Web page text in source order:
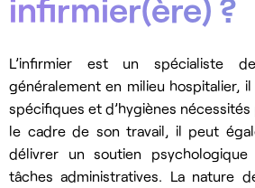
infirmier(ère) ?
L’infirmier est un spécialiste
généralement en milieu hospitalier,
spécifiques et d’hygiènes
le cadre de son travail, il peut
délivrer un soutien
tâches administratives. La nature